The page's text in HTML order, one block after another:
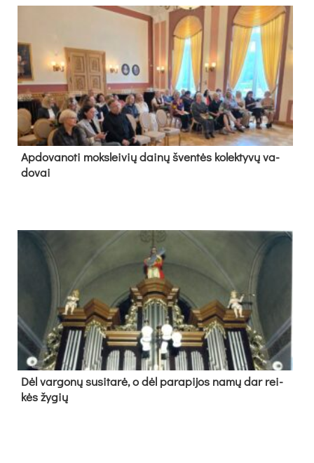
Ap­do­va­no­ti moks­lei­vių dai­nų šven­tės ko­lek­ty­vų va­
do­vai
Dėl var­go­nų su­si­ta­rė, o dėl pa­ra­pi­jos na­mų dar rei­
kės žy­gių